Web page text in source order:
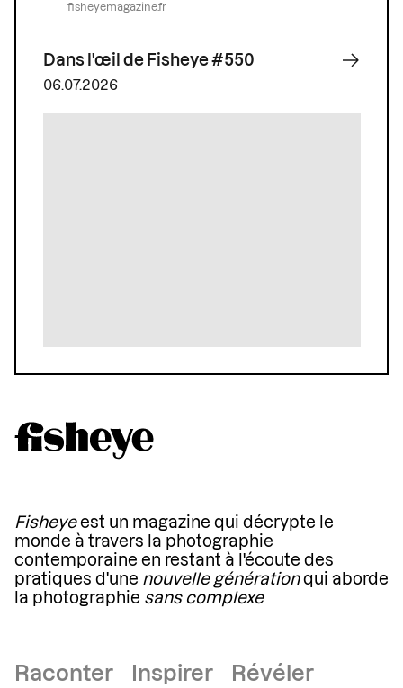
fisheyemagazine.fr
Dans l'œil de Fisheye #550
06.07.2026
Fisheyeest un magazine qui décrypte le
monde à travers la photographie
contemporaine en restant à l'écoute des
pratiques d'une nouvelle générationqui aborde
la photographie sans complexe
Raconter Inspirer Révéler